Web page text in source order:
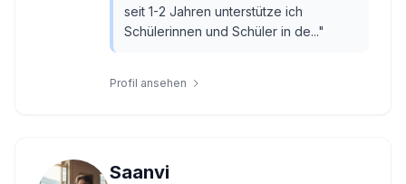
seit 1-2 Jahren unterstütze ich
Schülerinnen und Schüler in de..."
Profil ansehen
Saanvi